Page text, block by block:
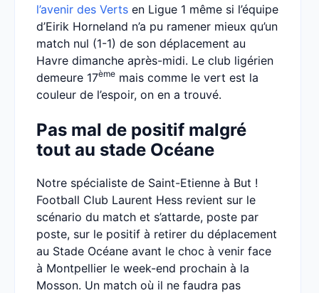
l’avenir des Verts en Ligue 1 même si l’équipe
d’Eirik Horneland n’a pu ramener mieux qu’un
match nul (1-1) de son déplacement au
Havre dimanche après-midi. Le club ligérien
demeure 17ème mais comme le vert est la
couleur de l’espoir, on en a trouvé.
Pas mal de positif malgré
tout au stade Océane
Notre spécialiste de Saint-Etienne à But !
Football Club Laurent Hess revient sur le
scénario du match et s’attarde, poste par
poste, sur le positif à retirer du déplacement
au Stade Océane avant le choc à venir face
à Montpellier le week-end prochain à la
Mosson. Un match où il ne faudra pas